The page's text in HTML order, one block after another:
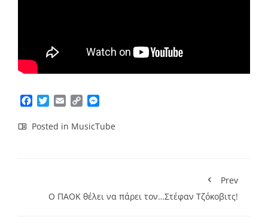
Facebook
TwitterEmailCopy
Posted in MusicTube
Prev
Ο ΠΑΟΚ θέλει να πάρει τον…Στέφαν Τζόκοβιτς!